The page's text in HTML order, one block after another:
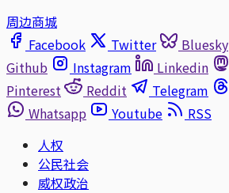
周边商城
Facebook
Twitter Bluesky
Github
Instagram Linkedin
Pinterest
Reddit Telegram
Whatsapp
Youtube
RSS
人权
公民社会
威权政治